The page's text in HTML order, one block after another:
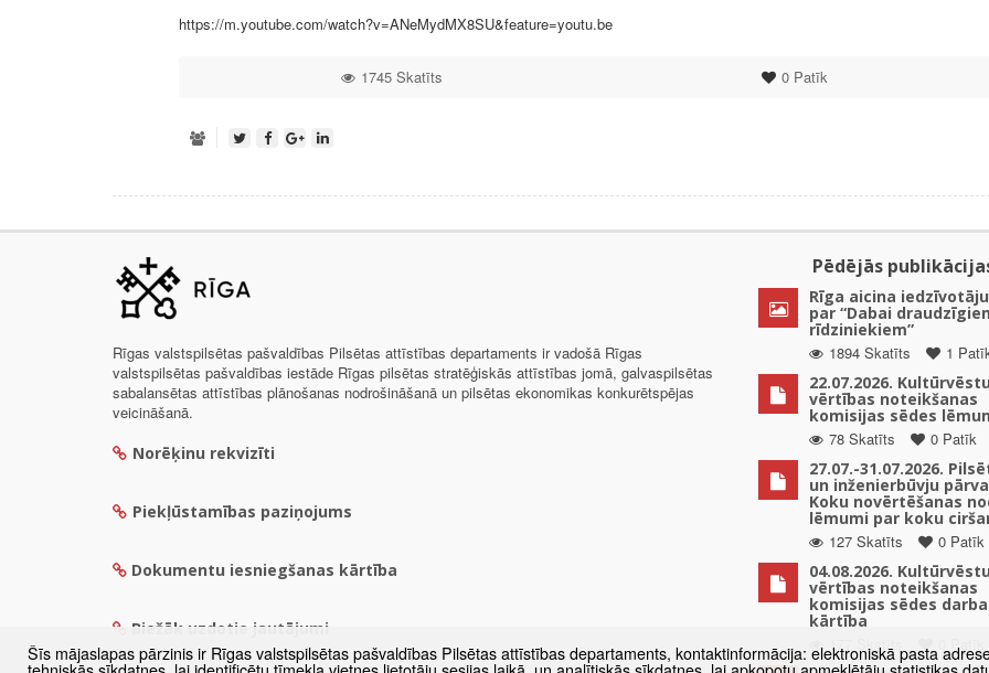
https://m.youtube.com/watch?v=ANeMydMX8SU&feature=youtu.be
0Patīk
1745 Skatīts
Rīgas valstspilsētas pašvaldības Pilsētas attīstības departaments ir vadošā Rīgas
valstspilsētas pašvaldības iestāde Rīgas pilsētas stratēģiskās attīstības jomā, galvaspilsētas
sabalansētas attīstības plānošanas nodrošināšanā un pilsētas ekonomikas konkurētspējas
veicināšanā.
Norēķinu rekvizīti
Piekļūstamības paziņojums
Dokumentu iesniegšanas kārtība
Biežāk uzdotie jautājumi
Pēdējās
Rīga aicina
par “Dabai
rīdziniekiem”
1894 Skatīts
1
22.07.2026.
vērtības noteikšanas
komisijas sēdes
78 Skatīts
0 Patīk
27.07.-31.07.2026.
un inženierbūvju
Koku novērtēšanas
lēmumi par koku
127 Skatīts
0 Patīk
04.08.2026.
vērtības noteikšanas
komisijas sēdes darba
kārtība
177 Skatīts
0 Patīk
Šīs mājaslapas pārzinis ir Rīgas valstspilsētas pašvaldības Pilsētas attīstības departaments, kontaktinformācija: elektroniskā pasta